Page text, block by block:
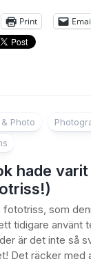
Print
& Photo
hade
som
tidigare använt
är det inte så
Det räcker med